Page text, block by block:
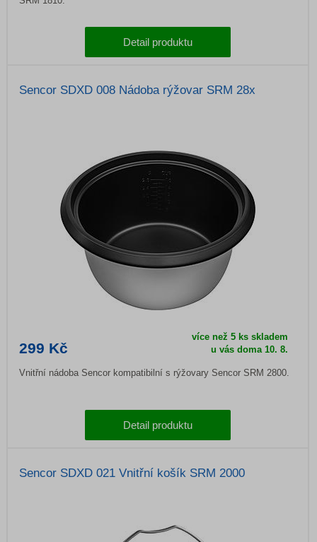
Detail produktu
Sencor SDXD 008 Nádoba rýžovar SRM 28x
299 Kč
více než 5 ks skladem
u vás doma10. 8.
Vnitřní nádoba Sencor kompatibilní s rýžovary Sencor SRM 2800.
Detail produktu
Sencor SDXD 021 Vnitřní košík SRM 2000